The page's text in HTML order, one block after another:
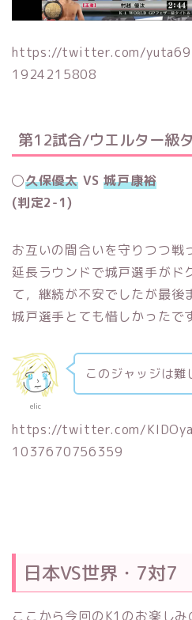
https://twitter.com/
1924215808
第12試合/ウエルター級
◯久保優太 VS城戸康裕
(判定2-1)
お互いの間合いを守りつつ戦
延長ラウンドで城戸選手がド
て，継続が不安でしたが最後
城戸選手とても惜しかったで
elic
このジャッジは難
https://twitter.com/
1037670756359
日本VS世界・7対7
ここから今回のK1のお楽しみ